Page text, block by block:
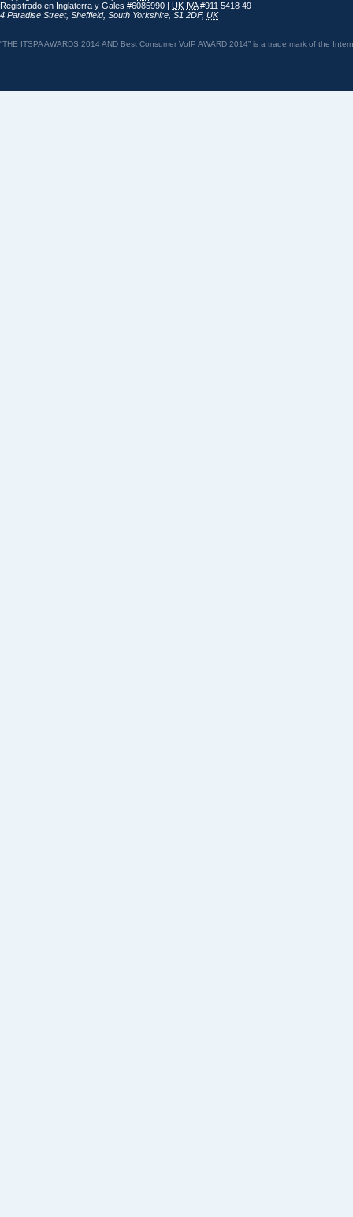
Registrado en Inglaterra y Gales #6085990 | UK IVA#911 5418 49
4 Paradise Street, Sheffield, South Yorkshire S1 2DF, UK
“THE ITSPA AWARDS 2014 AND Best Consumer VoIP AWARD 2014” is a trade mark of the